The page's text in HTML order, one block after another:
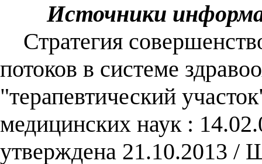
Источники
Стратегия
потоков в системе
"терапевтический
медицинских наук :
утверждена 21.10.2013 /